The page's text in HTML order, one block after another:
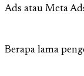
Ads atau Meta
Berapa lama